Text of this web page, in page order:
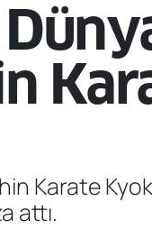
Karate
attı.